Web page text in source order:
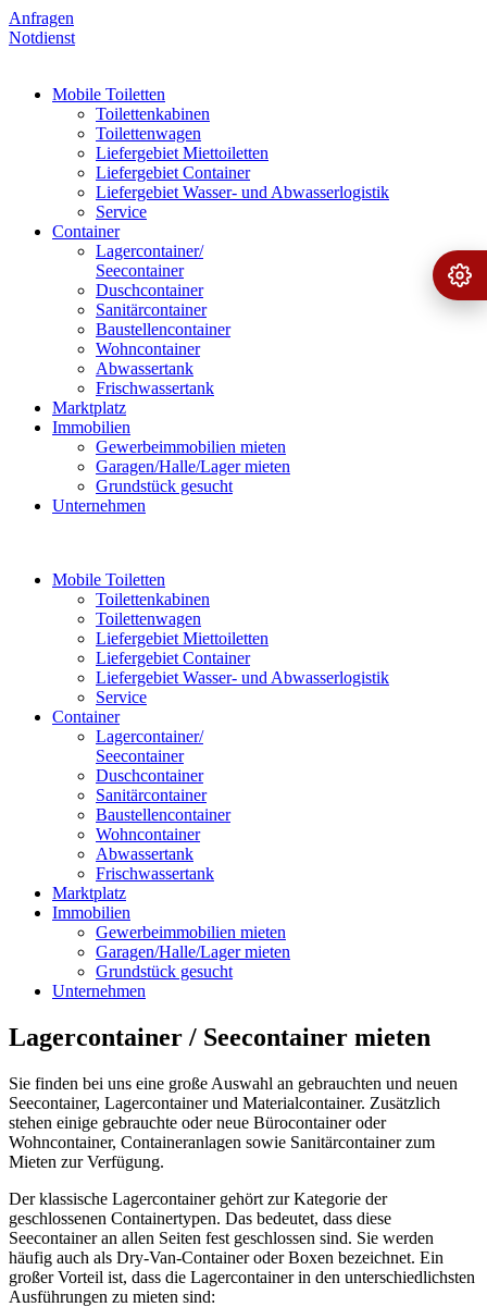
Anfragen
Notdienst
Mobile Toiletten
Toilettenkabinen
Toilettenwagen
Liefergebiet Miettoiletten
Liefergebiet Container
Liefergebiet Wasser- und Abwasserlogistik
Service
Container
Lagercontainer/
Seecontainer
Duschcontainer
Sanitärcontainer
Baustellencontainer
Wohncontainer
Abwassertank
Frischwassertank
Marktplatz
Immobilien
Gewerbeimmobilien mieten
Garagen/Halle/Lager mieten
Grundstück gesucht
Unternehmen
Mobile Toiletten
Toilettenkabinen
Toilettenwagen
Liefergebiet Miettoiletten
Liefergebiet Container
Liefergebiet Wasser- und Abwasserlogistik
Service
Container
Lagercontainer/
Seecontainer
Duschcontainer
Sanitärcontainer
Baustellencontainer
Wohncontainer
Abwassertank
Frischwassertank
Marktplatz
Immobilien
Gewerbeimmobilien mieten
Garagen/Halle/Lager mieten
Grundstück gesucht
Unternehmen
Lagercontainer / Seecontainer mieten
Sie finden bei uns eine große Auswahl an gebrauchten und neuen
Seecontainer, Lagercontainer und Materialcontainer. Zusätzlich
stehen einige gebrauchte oder neue Bürocontainer oder
Wohncontainer, Containeranlagen sowie Sanitärcontainer zum
Mieten zur Verfügung.
Der klassische Lagercontainer gehört zur Kategorie der
geschlossenen Containertypen. Das bedeutet, dass diese
Seecontainer an allen Seiten fest geschlossen sind. Sie werden
häufig auch als Dry-Van-Container oder Boxen bezeichnet. Ein
großer Vorteil ist, dass die Lagercontainer in den unterschiedlichsten
Ausführungen zu mieten sind:
›